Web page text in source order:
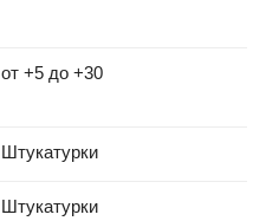
от +5 до +30
Штукатурки
Штукатурки